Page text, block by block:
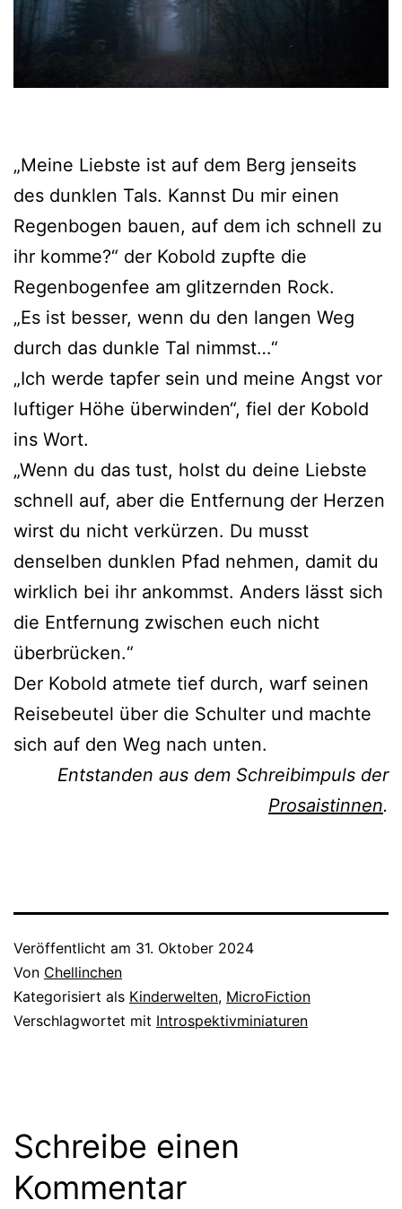
„Meine Liebste ist auf dem Berg jenseits
des dunklen Tals. Kannst Du mir einen
Regenbogen bauen, auf dem ich schnell zu
ihr komme?“ der Kobold zupfte die
Regenbogenfee am glitzernden Rock.
„Es ist besser, wenn du den langen Weg
durch das dunkle Tal nimmst…“
„Ich werde tapfer sein und meine Angst vor
luftiger Höhe überwinden“, fiel der Kobold
ins Wort.
„Wenn du das tust, holst du deine Liebste
schnell auf, aber die Entfernung der Herzen
wirst du nicht verkürzen. Du musst
denselben dunklen Pfad nehmen, damit du
wirklich bei ihr ankommst. Anders lässt sich
die Entfernung zwischen euch nicht
überbrücken.“
Der Kobold atmete tief durch, warf seinen
Reisebeutel über die Schulter und machte
sich auf den Weg nach unten.
Entstanden aus dem Schreibimpuls der
Prosaistinnen.
Veröffentlicht am 31. Oktober 2024
Von Chellinchen
Kategorisiert als Kinderwelten, MicroFiction
Verschlagwortet mit Introspektivminiaturen
Schreibe einen
Kommentar